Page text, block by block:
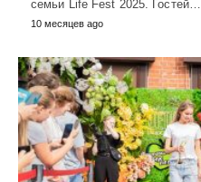
семьи Life Fest 2025. Гостей…
10 месяцев ago